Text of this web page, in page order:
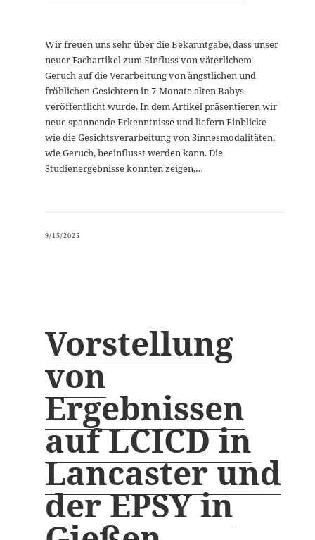
Wir freuen uns sehr über die Bekanntgabe, dass unser
neuer Fachartikel zum Einfluss von väterlichem
Geruch auf die Verarbeitung von ängstlichen und
fröhlichen Gesichtern in 7-Monate alten Babys
veröffentlicht wurde. In dem Artikel präsentieren wir
neue spannende Erkenntnisse und liefern Einblicke
wie die Gesichtsverarbeitung von Sinnesmodalitäten,
wie Geruch, beeinflusst werden kann. Die
Studienergebnisse konnten zeigen,…
9/15/2025
Vorstellung
von
Ergebnissen
auf LCICD in
Lancaster und
der EPSY in